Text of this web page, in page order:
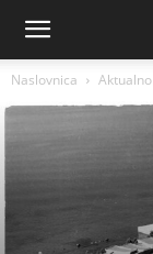
Naslovnica Aktualno